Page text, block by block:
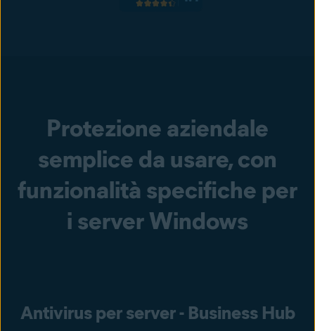
Protezione aziendale
semplice da usare, con
funzionalità specifiche per
i server Windows
Antivirus per server - Business Hub